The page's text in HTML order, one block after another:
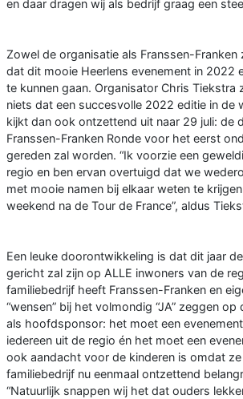
en daar dragen wij als bedrijf graag een
Zowel de organisatie als Franssen-
dat dit mooie Heerlens evenement in 2022
te kunnen gaan. Organisator Chris Tiekstra
niets dat een succesvolle 2022 editie in de
kijkt dan ook ontzettend uit naar 29 juli: de
Franssen-Franken Ronde voor het eerst
gereden zal worden. “Ik voorzie een
regio en ben ervan overtuigd dat we
met mooie namen bij elkaar weten te
weekend na de Tour de France”, aldus
Een leuke doorontwikkeling is dat dit jaar
gericht zal zijn op ALLE inwoners van de
familiebedrijf heeft Franssen-Franken en
“wensen” bij het volmondig “JA” zeggen
als hoofdsponsor: het moet een
iedereen uit de regio én het moet een
ook aandacht voor de kinderen is omdat
familiebedrijf nu eenmaal ontzettend
“Natuurlijk snappen wij het dat ouders